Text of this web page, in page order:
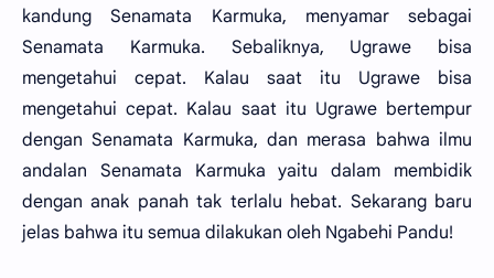
kandung Senamata Karmuka, menyamar sebagai
Senamata Karmuka. Sebaliknya, Ugrawe bisa
mengetahui cepat. Kalau saat itu Ugrawe bisa
mengetahui cepat. Kalau saat itu Ugrawe bertempur
dengan Senamata Karmuka, dan merasa bahwa ilmu
andalan Senamata Karmuka yaitu dalam membidik
dengan anak panah tak terlalu hebat. Sekarang baru
jelas bahwa itu semua dilakukan oleh Ngabehi Pandu!